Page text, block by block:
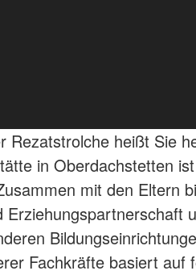
Rezatstrolche heißt Sie
in Oberdachstetten
mit den Eltern
Erziehungspartnerschaft
Fachkräfte basiert auf